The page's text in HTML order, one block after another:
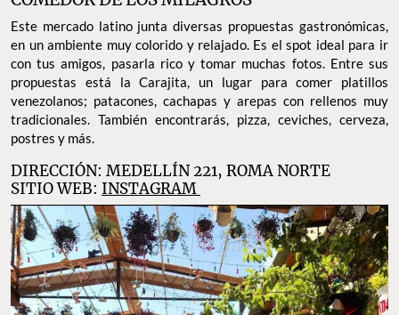
Este mercado latino junta diversas propuestas gastronómicas,
en un ambiente muy colorido y relajado. Es el spot ideal para ir
con tus amigos, pasarla rico y tomar muchas fotos. Entre sus
propuestas está la Carajita, un lugar para comer platillos
venezolanos; patacones, cachapas y arepas con rellenos muy
tradicionales. También encontrarás, pizza, ceviches, cerveza,
postres y más.
DIRECCIÓN: MEDELLÍN 221, ROMA NORTE
SITIO WEB: INSTAGRAM